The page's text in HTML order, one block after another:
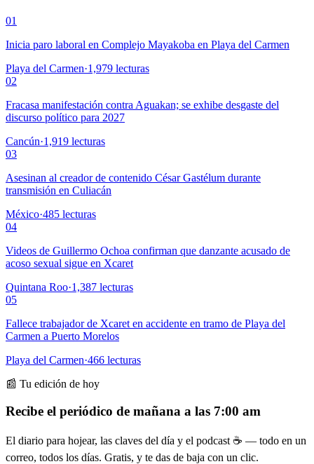
01
Inicia paro laboral en Complejo Mayakoba en Playa del Carmen
Playa del Carmen·1,979 lecturas
02
Fracasa manifestación contra Aguakan; se exhibe desgaste del
discurso político para 2027
Cancún·1,919 lecturas
03
Asesinan al creador de contenido César Gastélum durante
transmisión en Culiacán
México·485 lecturas
04
Videos de Guillermo Ochoa confirman que danzante acusado de
acoso sexual sigue en Xcaret
Quintana Roo·1,387 lecturas
05
Fallece trabajador de Xcaret en accidente en tramo de Playa del
Carmen a Puerto Morelos
Playa del Carmen·466 lecturas
📰 Tu edición de hoy
Recibe el periódico de mañana a las 7:00 am
El diario para hojear, las claves del día y el podcast ☕ — todo en un
correo, todos los días. Gratis, y te das de baja con un clic.